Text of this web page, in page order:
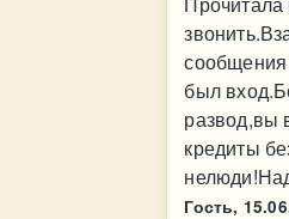
сообщения
был
развод,вы
кредиты
Гость,